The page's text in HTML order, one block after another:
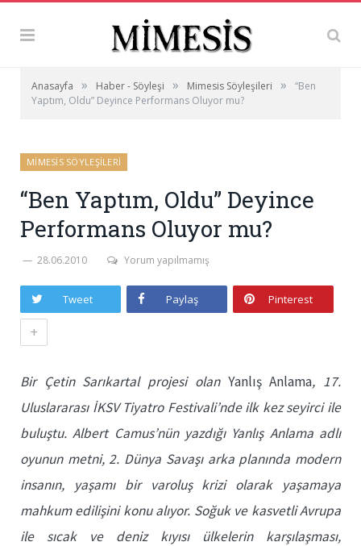
Anasayfa » Haber - Söyleşi » Mimesis Söyleşileri »
“Ben
Yaptım, Oldu” Deyince Performans Oluyor mu?
MIMESIS SÖYLEŞILERI
“Ben Yaptım, Oldu” Deyince
Performans Oluyor mu?
28.06.2010 Yorum yapılmamış
Tweet Paylaş Pinterest
+
Bir Çetin Sarıkartal projesi olan Yanlış Anlama, 17.
Uluslararası İKSV Tiyatro Festivali’nde ilk kez seyirci ile
buluştu. Albert Camus’nün yazdığı Yanlış Anlama adlı
oyunun metni, 2. Dünya Savaşı arka planında modern
insanın, yaşamı bir varoluş krizi olarak yaşamaya
mahkum edilişini konu alıyor. Soğuk ve kasvetli Avrupa
ile sıcak ve deniz kıyısı ülkelerin karşılaşması,